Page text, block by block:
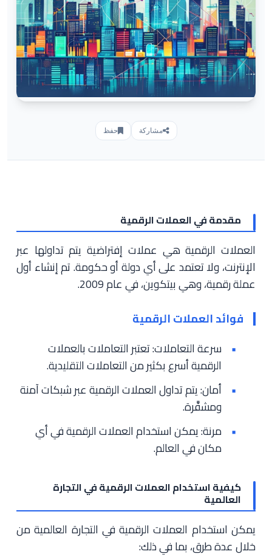
مشاركة حفظ
مقدمة في العملات الرقمية
العملات الرقمية هي عملات إفتراضية يتم تداولها عبر
الإنترنت، ولا تعتمد على أي دولة أو حكومة. تم إنشاء أول
عملة رقمية، وهي بيتكوين، في عام 2009.
فوائد العملات الرقمية
سرعة التعاملات: تعتبر التعاملات بالعملات
الرقمية أسرع بكثير من التعاملات التقليدية.
أمان: يتم تداول العملات الرقمية عبر شبكات آمنة
ومشفَّرة.
مرنة: يمكن استخدام العملات الرقمية في أي
مكان في العالم.
كيفية استخدام العملات الرقمية في التجارة
العالمية
يمكن استخدام العملات الرقمية في التجارة العالمية من
خلال عدة طرق، بما في ذلك: